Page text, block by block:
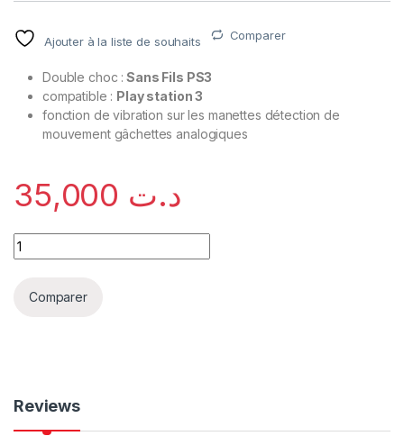
Ajouter à la liste de souhaits Comparer
Double choc : Sans Fils PS3
compatible : Play station 3
fonction de vibration sur les manettes détection de
mouvement gâchettes analogiques
د.ت
Comparer
Reviews